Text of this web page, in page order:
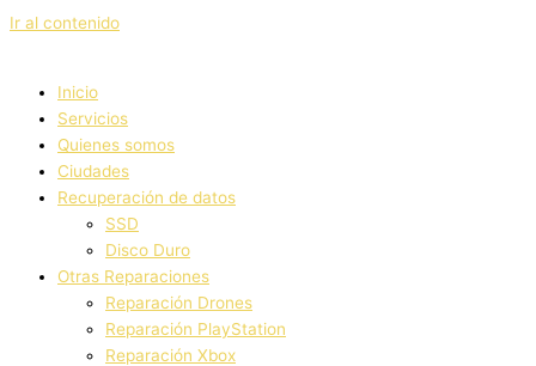
Ir al contenido
Inicio
Servicios
Quienes somos
Ciudades
Recuperación de datos
SSD
Disco Duro
Otras Reparaciones
Reparación Drones
Reparación PlayStation
Reparación Xbox